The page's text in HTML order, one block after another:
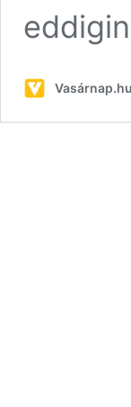
Vasárnap.hu